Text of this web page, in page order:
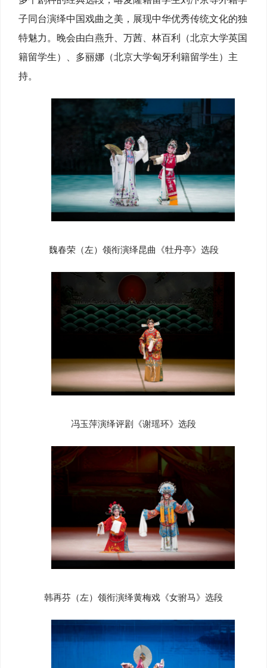
子同台演绎中国戏曲之美，展现中华优秀传统文化的独
特魅力。晚会由白燕升、万茜、林百利（北京大学英国
籍留学生）、多丽娜（北京大学匈牙利籍留学生）主
持。
魏春荣（左）领衔演绎昆曲《牡丹亭》选段
冯玉萍演绎评剧《谢瑶环》选段
韩再芬（左）领衔演绎黄梅戏《女驸马》选段